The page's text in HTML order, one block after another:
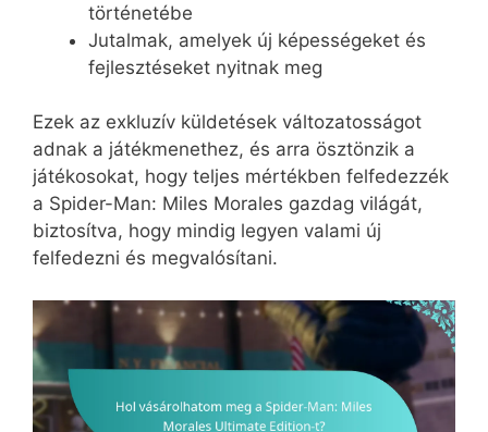
történetébe
Jutalmak, amelyek új képességeket és
fejlesztéseket nyitnak meg
Ezek az exkluzív küldetések változatosságot
adnak a játékmenethez, és arra ösztönzik a
játékosokat, hogy teljes mértékben felfedezzék
a Spider-Man: Miles Morales gazdag világát,
biztosítva, hogy mindig legyen valami új
felfedezni és megvalósítani.